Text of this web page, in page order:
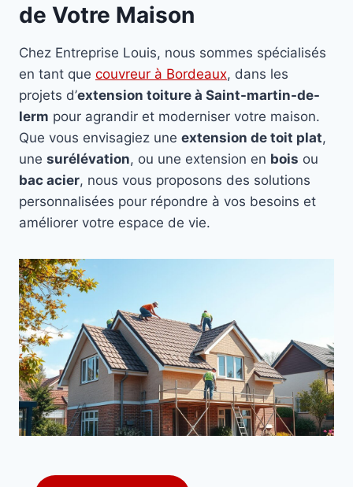
de Votre Maison
Chez Entreprise Louis, nous sommes spécialisés
en tant que couvreur à Bordeaux, dans les
projets d’extension toiture à Saint-martin-de-
lerm pour agrandir et moderniser votre maison.
Que vous envisagiez une extension de toit plat,
une surélévation, ou une extension en bois ou
bac acier, nous vous proposons des solutions
personnalisées pour répondre à vos besoins et
améliorer votre espace de vie.